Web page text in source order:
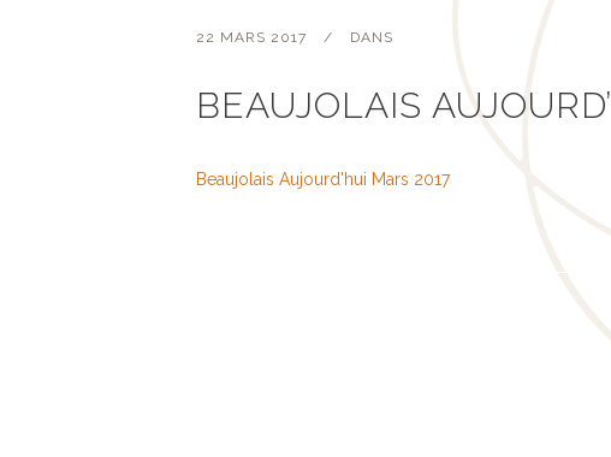
22 MARS 2017 DANS
BEAUJOLAIS
Beaujolais Aujourd'hui Mars 2017